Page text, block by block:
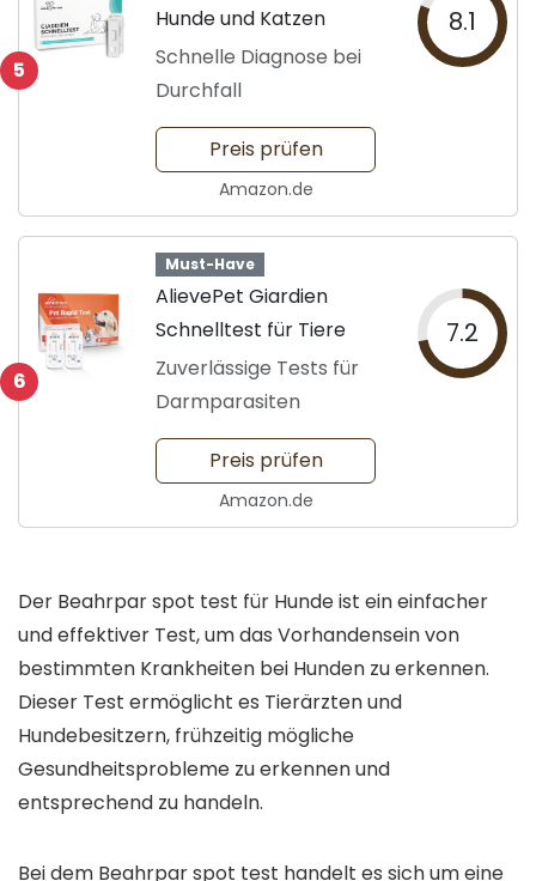
5
Hunde und Katzen
Schnelle Diagnose bei
Durchfall
8.1
Preis prüfen
Amazon.de
6
Must-Have
AlievePet Giardien
Schnelltest für Tiere
Zuverlässige Tests für
Darmparasiten
7.2
Preis prüfen
Amazon.de
Der Beahrpar spot test für Hunde ist ein einfacher
und effektiver Test, um das Vorhandensein von
bestimmten Krankheiten bei Hunden zu erkennen.
Dieser Test ermöglicht es Tierärzten und
Hundebesitzern, frühzeitig mögliche
Gesundheitsprobleme zu erkennen und
entsprechend zu handeln.
Bei dem Beahrpar spot test handelt es sich um eine